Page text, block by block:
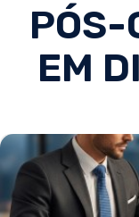
PÓS-
EM